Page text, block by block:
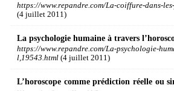
https://www.repandre.com/La-coiffure-dans-
(4 juillet 2011)
La psychologie humaine à travers
https://www.repandre.com/La-psychologie-
l,19543.html (4 juillet 2011)
L’horoscope comme prédiction réelle ou